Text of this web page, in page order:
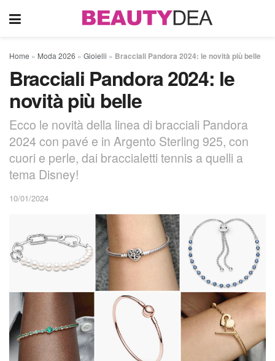
Home » Moda 2026 » Gioielli » Bracciali Pandora 2024: le novità più belle
Bracciali Pandora 2024: le
novità più belle
Ecco le novità della linea di bracciali Pandora
2024 con pavé e in Argento Sterling 925, con
cuori e perle, dai braccialetti tennis a quelli a
tema Disney!
10/01/2024